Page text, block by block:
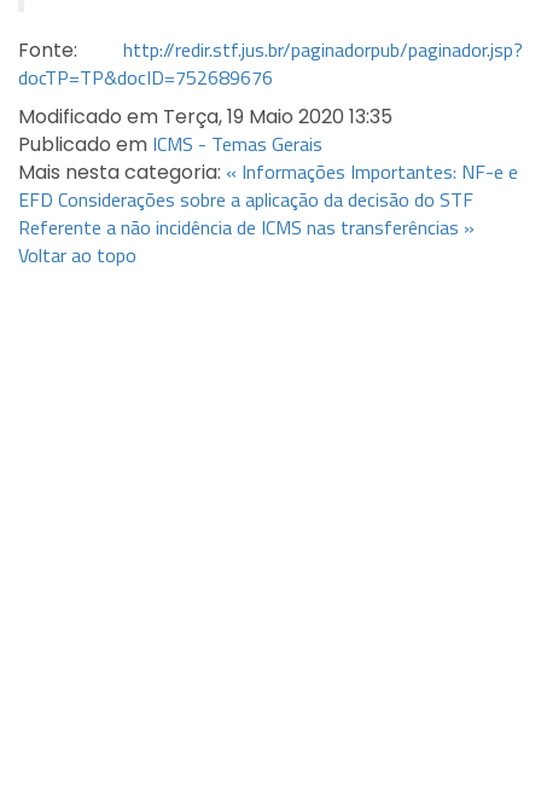
Fonte: http://redir.stf.jus.br/paginadorpub/paginador.jsp?
docTP=TP&docID=752689676
Modificado em Terça, 19 Maio 2020 13:35
Publicado em ICMS - Temas Gerais
Mais nesta categoria: « Informações Importantes: NF-e e
EFD Considerações sobre a aplicação da decisão do STF
Referente a não incidência de ICMS nas transferências »
Voltar ao topo